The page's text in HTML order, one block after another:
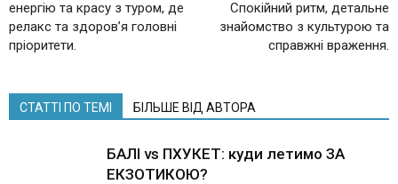
енергію та красу з туром, де
релакс та здоров’я головні
пріоритети.
Спокійний ритм, детальне
знайомство з культурою та
справжні враження.
СТАТТІ ПО ТЕМІ БІЛЬШЕ ВІД АВТОРА
БАЛІ vs ПХУКЕТ: куди летимо ЗА
ЕКЗОТИКОЮ?